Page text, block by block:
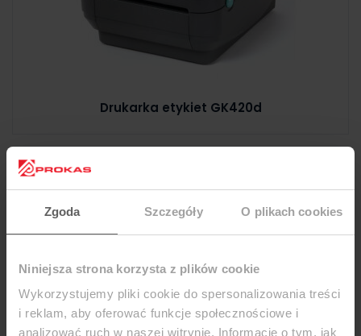
Zgoda Szczegóły O plikach cookies
Niniejsza strona korzysta z plików cookie
Wykorzystujemy pliki cookie do spersonalizowania treści
i reklam, aby oferować funkcje społecznościowe i
analizować ruch w naszej witrynie. Informacje o tym, jak
Drukarka etykiet GK420d